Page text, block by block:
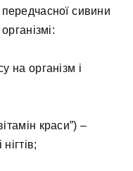
передчасної сивини
на організм і
краси”) –